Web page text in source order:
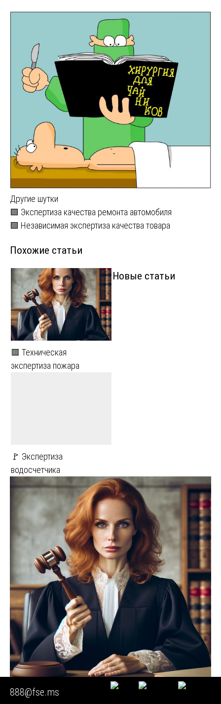
Другие шутки
Навигация
записям
🟩 Экспертиза качества ремонта автомобиля
🟩 Независимая экспертиза качества товара
Похожие статьи
🟥 Техническая
экспертиза пожара
🚩 Экспертиза
водосчетчика
Новые статьи
🟥 Техническая экспертиза пожара
888@fse.ms